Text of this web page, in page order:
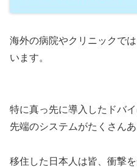
海外の病院やクリニックで
います。
特に真っ先に導入したドバ
先端のシステムがたくさんあ
移住した日本人は皆、衝撃